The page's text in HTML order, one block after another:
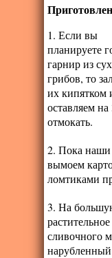
1. Если вы
планируете
гарнир из
грибов, то
их кипятком
оставляем
отмокать.
2. Пока наши
вымоем
ломтиками
3. На
сливочного